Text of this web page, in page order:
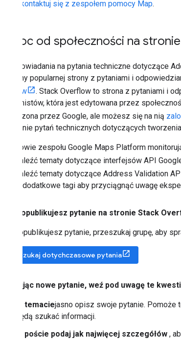
Skontaktuj się z zespołem pomocy Map.
Pomoc od społeczności na
Do odpowiadania na pytania techniczne dotyczące
używamy popularnej strony z pytaniami i
Overflow
. Stack Overflow to strona z pytaniami i
programistów, która jest edytowana przez
prowadzona przez Google, ale możesz się na nią
zadawanie pytań technicznych dotyczących
Członkowie zespołu Google Maps Platform
Aby znaleźć tematy dotyczące interfejsów API
Aby znaleźć tematy dotyczące Address Validation
pytania dodatkowe tagi aby przyciągnąć uwagę
Zanim opublikujesz pytanie na stronie Stack
Zanim opublikujesz pytanie, przeszukaj grupę, aby
Przeszukaj dotychczasowe pytania
Publikując nowe pytanie, weź pod uwagę te
W temaciejasno opisz swoje pytanie. Pomoże
będą szukać informacji.
W poście podaj jak najwięcej szczegółów ,